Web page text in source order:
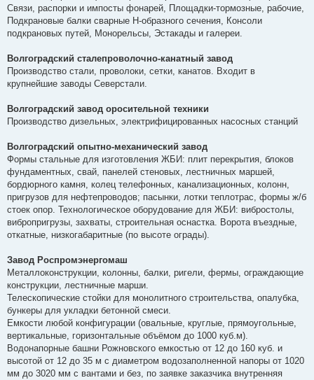
Связи, распорки и импосты фонарей, Площадки-тормозные, рабочие,
Подкрановые балки сварные Н-образного сечения, Консоли
подкрановых путей, Монорельсы, Эстакады и галереи.
Волгоградский сталепроволочно-канатный завод
Производство стали, проволоки, сетки, канатов. Входит в
крупнейшие заводы Северстали.
Волгоградский завод оросительной техники
Производство дизельных, электрифицированных насосных станций
Волгоградский опытно-механический завод
Формы стальные для изготовления ЖБИ: плит перекрытия, блоков
фундаментных, свай, панелей стеновых, лестничных маршей,
бордюрного камня, колец телефонных, канализационных, колонн,
пригрузов для нефтепроводов; пасынки, лотки теплотрас, формы ж/б
стоек опор. Технологическое оборудование для ЖБИ: вибростолы,
вибропригрузы, захваты, строительная оснастка. Ворота въездные,
откатные, низкогабаритные (по высоте ограды).
Завод Роспромэнергомаш
Металлоконструкции, колонны, балки, ригели, фермы, ограждающие
конструкции, лестничные марши.
Телескопические стойки для монолитного строительства, опалубка,
бункеры для укладки бетонной смеси.
Емкости любой конфигурации (овальные, круглые, прямоугольные,
вертикальные, горизонтальные объёмом до 1000 куб.м).
Водонапорные башни Рожновского емкостью от 12 до 160 куб. и
высотой от 12 до 35 м с диаметром водозаполненной напоры от 1020
мм до 3020 мм с вантами и без, по заявке заказчика внутренняя